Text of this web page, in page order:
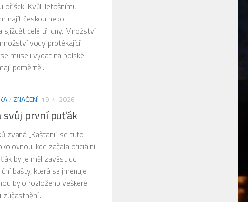
oříšek. Kvůli letošnímu
najít českou nebo
sjíždět celé tři dny. Množství
vody protékající
museli vydat na polské
poměrně...
/ZNAČENÍ 19. 4. 2026
svůj první puťák
zvaná „Kaštani“ se tuto
kde začala oficiální
by je měl zavést do
bašty, která se jmenuje
bylo rozloženo veškeré